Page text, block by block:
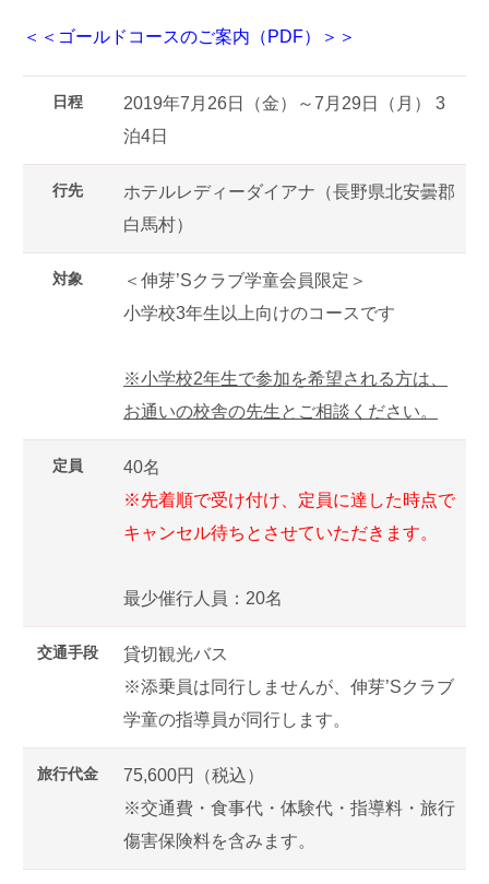
＜＜ゴールドコースのご案内（PDF）＞＞
日程
2019年7月26日（金）～7月29日（月） 3
泊4日
行先
ホテルレディーダイアナ（長野県北安曇郡
白馬村）
対象
＜伸芽’Sクラブ学童会員限定＞
小学校3年生以上向けのコースです
※小学校2年生で参加を希望される方は、
お通いの校舎の先生とご相談ください。
定員
40名
※先着順で受け付け、定員に達した時点で
キャンセル待ちとさせていただきます。
最少催行人員：20名
交通手段
貸切観光バス
※添乗員は同行しませんが、伸芽’Sクラブ
学童の指導員が同行します。
旅行代金
75,600円（税込）
※交通費・食事代・体験代・指導料・旅行
傷害保険料を含みます。